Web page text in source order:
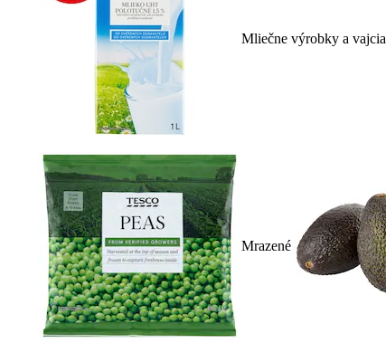
Mliečne výrobky a vajcia
Mrazené